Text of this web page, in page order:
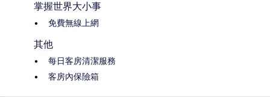
掌握世界大小事
免費無線上網
其他
每日客房清潔服務
客房內保險箱